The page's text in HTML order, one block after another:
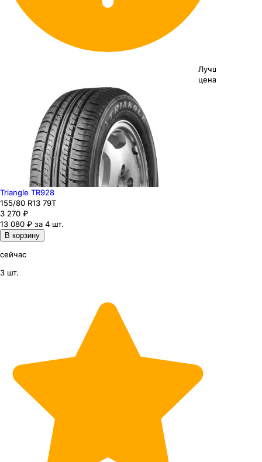
Лучшая
цена
Triangle TR928
155/80 R13 79T
3 270 ₽
13 080 ₽ за 4 шт.
В корзину
сейчас
3 шт.